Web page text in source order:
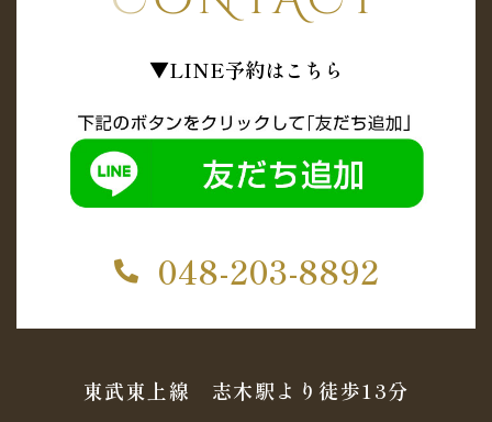
▼LINE予約はこちら
048-203-8892
東武東上線 志木駅より徒歩13分